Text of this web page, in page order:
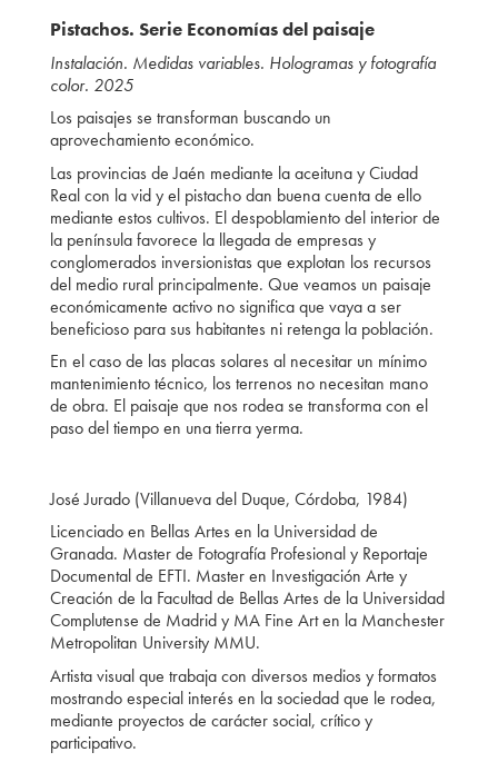
Pistachos. Serie Economías del paisaje
Instalación. Medidas variables. Hologramas y fotografía
color. 2025
Los paisajes se transforman buscando un
aprovechamiento económico.
Las provincias de Jaén mediante la aceituna y Ciudad
Real con la vid y el pistacho dan buena cuenta de ello
mediante estos cultivos. El despoblamiento del interior de
la península favorece la llegada de empresas y
conglomerados inversionistas que explotan los recursos
del medio rural principalmente. Que veamos un paisaje
económicamente activo no significa que vaya a ser
beneficioso para sus habitantes ni retenga la población.
En el caso de las placas solares al necesitar un mínimo
mantenimiento técnico, los terrenos no necesitan mano
de obra. El paisaje que nos rodea se transforma con el
paso del tiempo en una tierra yerma.
José Jurado (Villanueva del Duque, Córdoba, 1984)
Licenciado en Bellas Artes en la Universidad de
Granada. Master de Fotografía Profesional y Reportaje
Documental de EFTI. Master en Investigación Arte y
Creación de la Facultad de Bellas Artes de la Universidad
Complutense de Madrid y MA Fine Art en la Manchester
Metropolitan University MMU.
Artista visual que trabaja con diversos medios y formatos
mostrando especial interés en la sociedad que le rodea,
mediante proyectos de carácter social, crítico y
participativo.